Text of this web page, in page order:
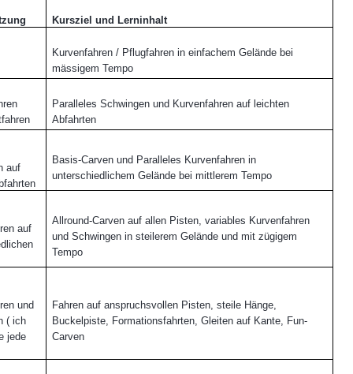
Kursziel und Lerninhalt
Kurvenfahren / Pflugfahren in einfachem Gelände bei
mässigem Tempo
Paralleles Schwingen und Kurvenfahren auf leichten
Abfahrten
auf
Basis-Carven und Paralleles Kurvenfahren in
unterschiedlichem Gelände bei mittlerem Tempo
auf
Allround-Carven auf allen Pisten, variables Kurvenfahren
und Schwingen in steilerem Gelände und mit zügigem
Tempo
und
( ich
jede
Fahren auf anspruchsvollen Pisten, steile Hänge,
Buckelpiste, Formationsfahrten, Gleiten auf Kante, Fun-
Carven